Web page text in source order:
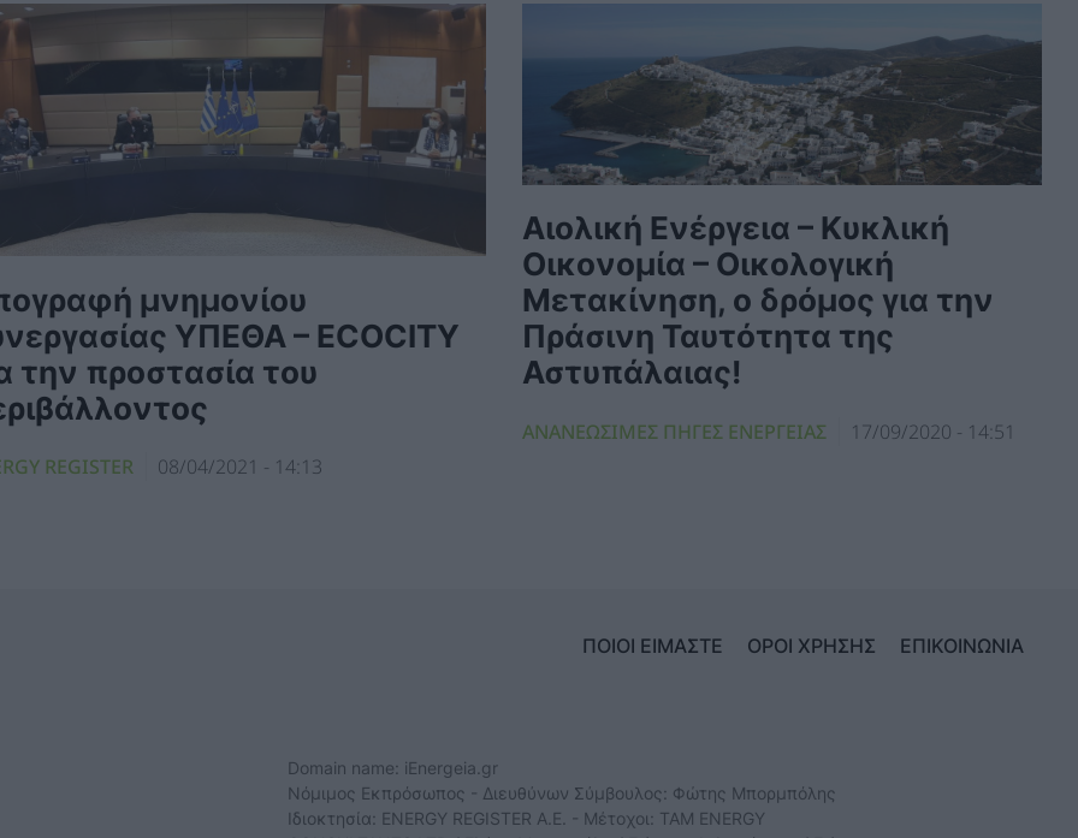
μνημονίου
ΥΠΕΘΑ – ECOCITY
την προστασία του
REGISTER 08/04/2021 - 14:13
Αιολική Ενέργεια – Κυκλική
Οικονομία – Οικολογική
Μετακίνηση, ο δρόμος για την
Πράσινη Ταυτότητα της
Αστυπάλαιας!
ΑΝΑΝΕΩΣΙΜΕΣ ΠΗΓΕΣ ΕΝΕΡΓΕΙΑΣ 17/09/2020 - 14:51
ΠΟΙΟΙ ΕΙΜΑΣΤΕ ΟΡΟΙ ΧΡΗΣΗΣ ΕΠΙΚΟΙΝΩΝΙΑ
Domain name: iEnergeia.gr
Νόμιμος Εκπρόσωπος - Διευθύνων Σύμβουλος: Φώτης Μπορμπόλης
Ιδιοκτησία: ENERGY REGISTER Α.Ε. - Μέτοχοι: TAM ENERGY